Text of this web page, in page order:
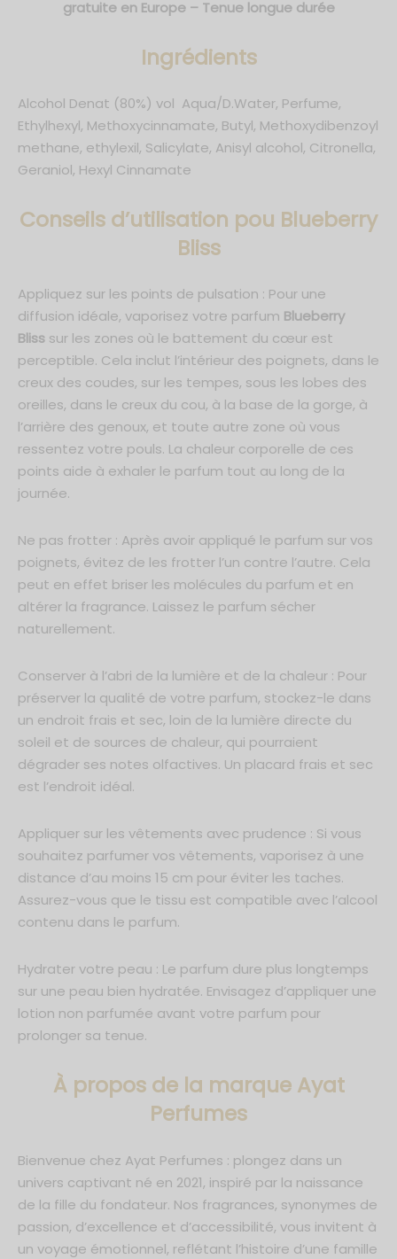
gratuite en Europe – Tenue longue durée
Ingrédients
Alcohol Denat (80%) vol Aqua/D.Water, Perfume,
Ethylhexyl, Methoxycinnamate, Butyl, Methoxydibenzoyl
methane, ethylexil, Salicylate, Anisyl alcohol, Citronella,
Geraniol, Hexyl Cinnamate
Conseils d’utilisation pou Blueberry
Bliss
Appliquez sur les points de pulsation : Pour une
diffusion idéale, vaporisez votre parfum Blueberry
Bliss sur les zones où le battement du cœur est
perceptible. Cela inclut l’intérieur des poignets, dans le
creux des coudes, sur les tempes, sous les lobes des
oreilles, dans le creux du cou, à la base de la gorge, à
l’arrière des genoux, et toute autre zone où vous
ressentez votre pouls. La chaleur corporelle de ces
points aide à exhaler le parfum tout au long de la
journée.
Ne pas frotter : Après avoir appliqué le parfum sur vos
poignets, évitez de les frotter l’un contre l’autre. Cela
peut en effet briser les molécules du parfum et en
altérer la fragrance. Laissez le parfum sécher
naturellement.
Conserver à l’abri de la lumière et de la chaleur : Pour
préserver la qualité de votre parfum, stockez-le dans
un endroit frais et sec, loin de la lumière directe du
soleil et de sources de chaleur, qui pourraient
dégrader ses notes olfactives. Un placard frais et sec
est l’endroit idéal.
Appliquer sur les vêtements avec prudence : Si vous
souhaitez parfumer vos vêtements, vaporisez à une
distance d’au moins 15 cm pour éviter les taches.
Assurez-vous que le tissu est compatible avec l’alcool
contenu dans le parfum.
Hydrater votre peau : Le parfum dure plus longtemps
sur une peau bien hydratée. Envisagez d’appliquer une
lotion non parfumée avant votre parfum pour
prolonger sa tenue.
À propos de la marque Ayat
Perfumes
Bienvenue chez Ayat Perfumes : plongez dans un
univers captivant né en 2021, inspiré par la naissance
de la fille du fondateur. Nos fragrances, synonymes de
passion, d’excellence et d’accessibilité, vous invitent à
un voyage émotionnel, reflétant l’histoire d’une famille